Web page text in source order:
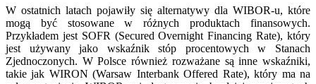
W ostatnich latach pojawiły się alternatywy dla WIBOR-u, które
mogą być stosowane w różnych produktach finansowych.
Przykładem jest SOFR (Secured Overnight Financing Rate), który
jest używany jako wskaźnik stóp procentowych w Stanach
Zjednoczonych. W Polsce również rozważane są inne wskaźniki,
takie jak WIRON (Warsaw Interbank Offered Rate), który ma na